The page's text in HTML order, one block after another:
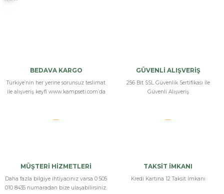
BEDAVA KARGO
Türkiye’nin her yerine sorunsuz teslimat
ile alışveriş keyfi www.kampseti.com’da
GÜVENLİ ALIŞVERİŞ
256 Bit SSL Güvenlik Sertifikası İle
Güvenli Alışveriş
MÜŞTERİ HİZMETLERİ
Daha fazla bilgiye ihtiyacınız varsa 0 505
010 8435 numaradan bize ulaşabilirsiniz.
TAKSİT İMKANI
Kredi Kartına 12 Taksit İmkanı